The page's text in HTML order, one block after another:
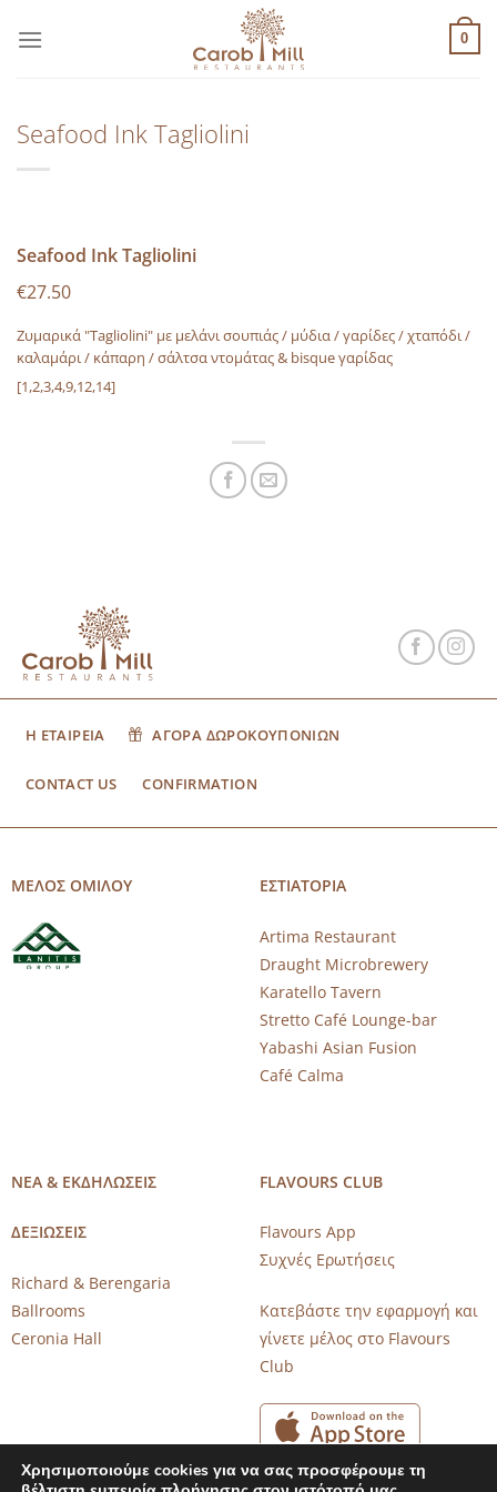
στο
0
Seafood Ink Tagliolini
Seafood Ink Tagliolini
€27.50
Ζυμαρικά "Tagliolini" με μελάνι σουπιάς / μύδια / γαρίδες / χταπόδι /
καλαμάρι / κάπαρη / σάλτσα ντομάτας & bisque γαρίδας
[1,2,3,4,9,12,14]
Η ΕΤΑΙΡΕΙΑ ΑΓΟΡΑ ΔΩΡΟΚΟΥΠΟΝΙΩΝ
CONTACT US CONFIRMATION
ΜΕΛΟΣ ΟΜΙΛΟΥ ΕΣΤΙΑΤΟΡΙΑ
Artima Restaurant
Draught Microbrewery
Karatello Tavern
Stretto Café Lounge-bar
Yabashi Asian Fusion
Café Calma
ΝΕΑ & ΕΚΔΗΛΩΣΕΙΣ
ΔΕΞΙΩΣΕΙΣ
Richard & Berengaria
Ballrooms
Ceronia Hall
FLAVOURS CLUB
Flavours App
Συχνές Ερωτήσεις
Κατεβάστε την εφαρμογή και
γίνετε μέλος στο Flavours
Club
Χρησιμοποιούμε cookies για να σας προσφέρουμε τη